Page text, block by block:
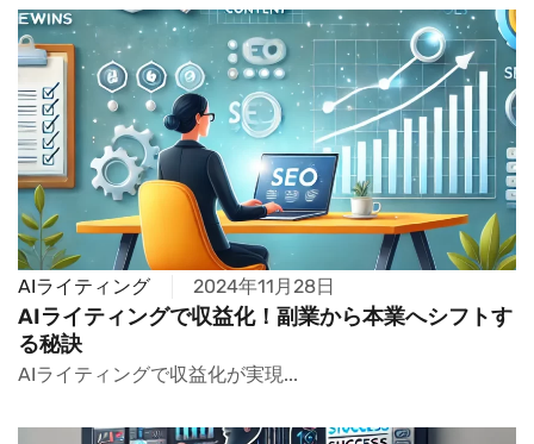
AIライティング 2024年11月28日
AIライティングで収益化！副業から本業へシフトす
る秘訣
AIライティングで収益化が実現...